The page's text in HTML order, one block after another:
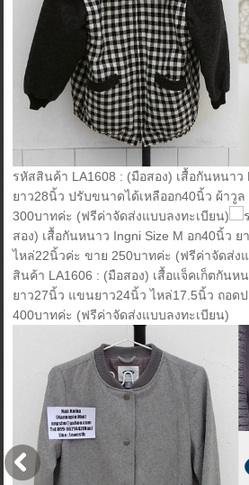
รหัสสินค้า LA1608 : (มือสอง) เสื้อกันหนาว
ยาว28นิ้ว ปรับขนาดได้เหลืออก40นิ้ว ผ้าวู
300บาทค่ะ (ฟรีค่าจัดส่งแบบลงทะเบียน)
สอง) เสื้อกันหนาว Ingni Size M อก40นิ้ว
ไหล่22นิ้วค่ะ ขาย 250บาทค่ะ (ฟรีค่าจัดส่ง
สินค้า LA1606 : (มือสอง) เสื้อแจ็คเก็ตกันห
ยาว27นิ้ว แขนยาว24นิ้ว ไหล่17.5นิ้ว ถอด
400บาทค่ะ (ฟรีค่าจัดส่งแบบลงทะเบียน)